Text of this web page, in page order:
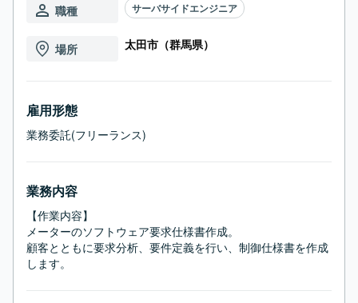
職種 サーバサイドエンジニア
場所 太田市（群馬県）
雇用形態
業務委託(フリーランス)
業務内容
【作業内容】
メーターのソフトウェア要求仕様書作成。
顧客とともに要求分析、要件定義を行い、制御仕様書を作成
します。